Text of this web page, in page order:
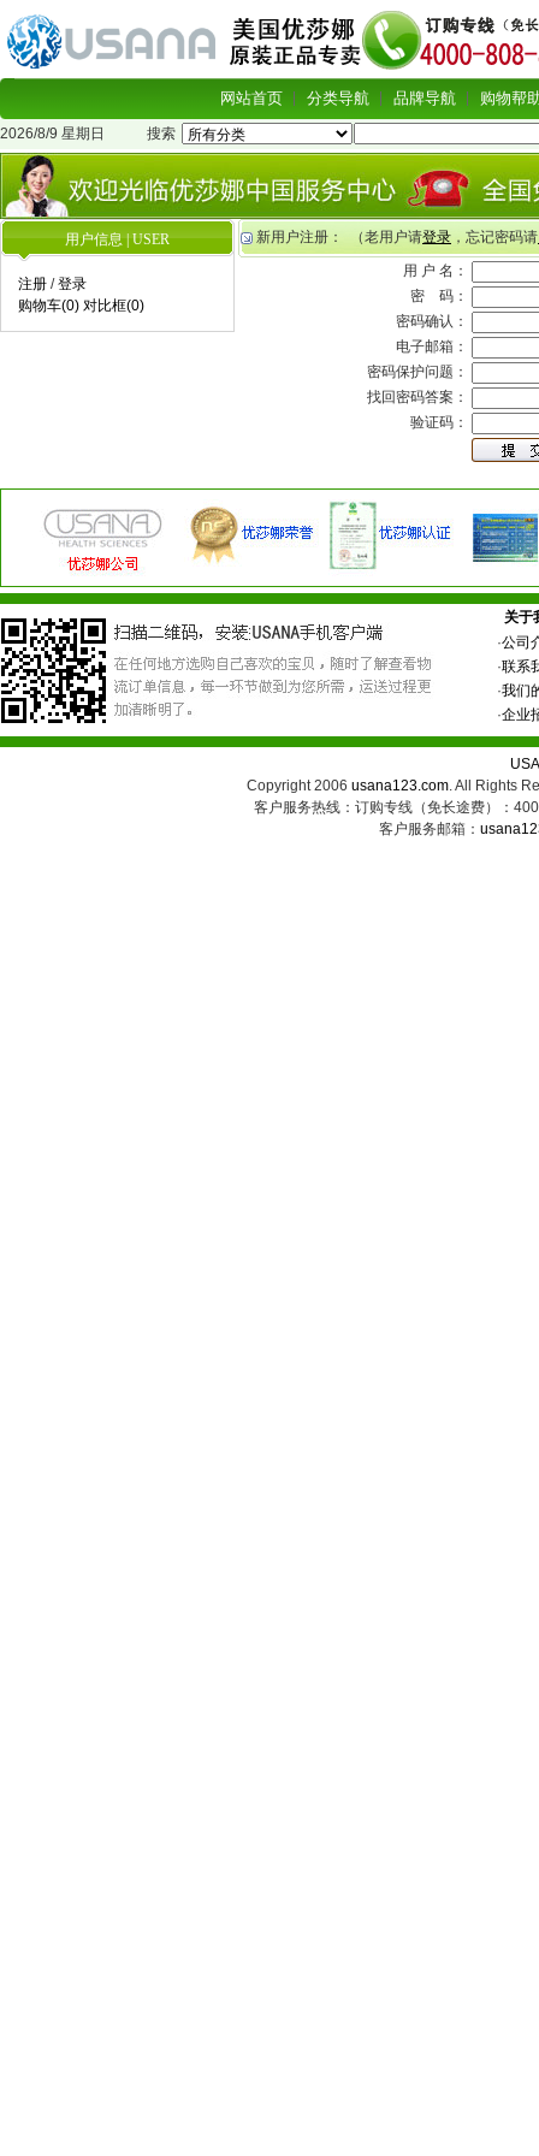
网站首页 分类导航 品牌导航 购物帮
2026/8/9 星期日 搜索
用户信息 | USER
注册 /登录
购物车(0) 对比框(0)
新用户注册： （老用户请登录 ，忘记密码请
用 户 名：
密 码：
密码确认：
电子邮箱：
密码保护问题：
找回密码答案：
验证码：
关于
·公司
·联系
·我们
·企业
Copyright 2006 usana123.com. All Rights
客户服务热线：订购专线（免长途费）：
客户服务邮箱：